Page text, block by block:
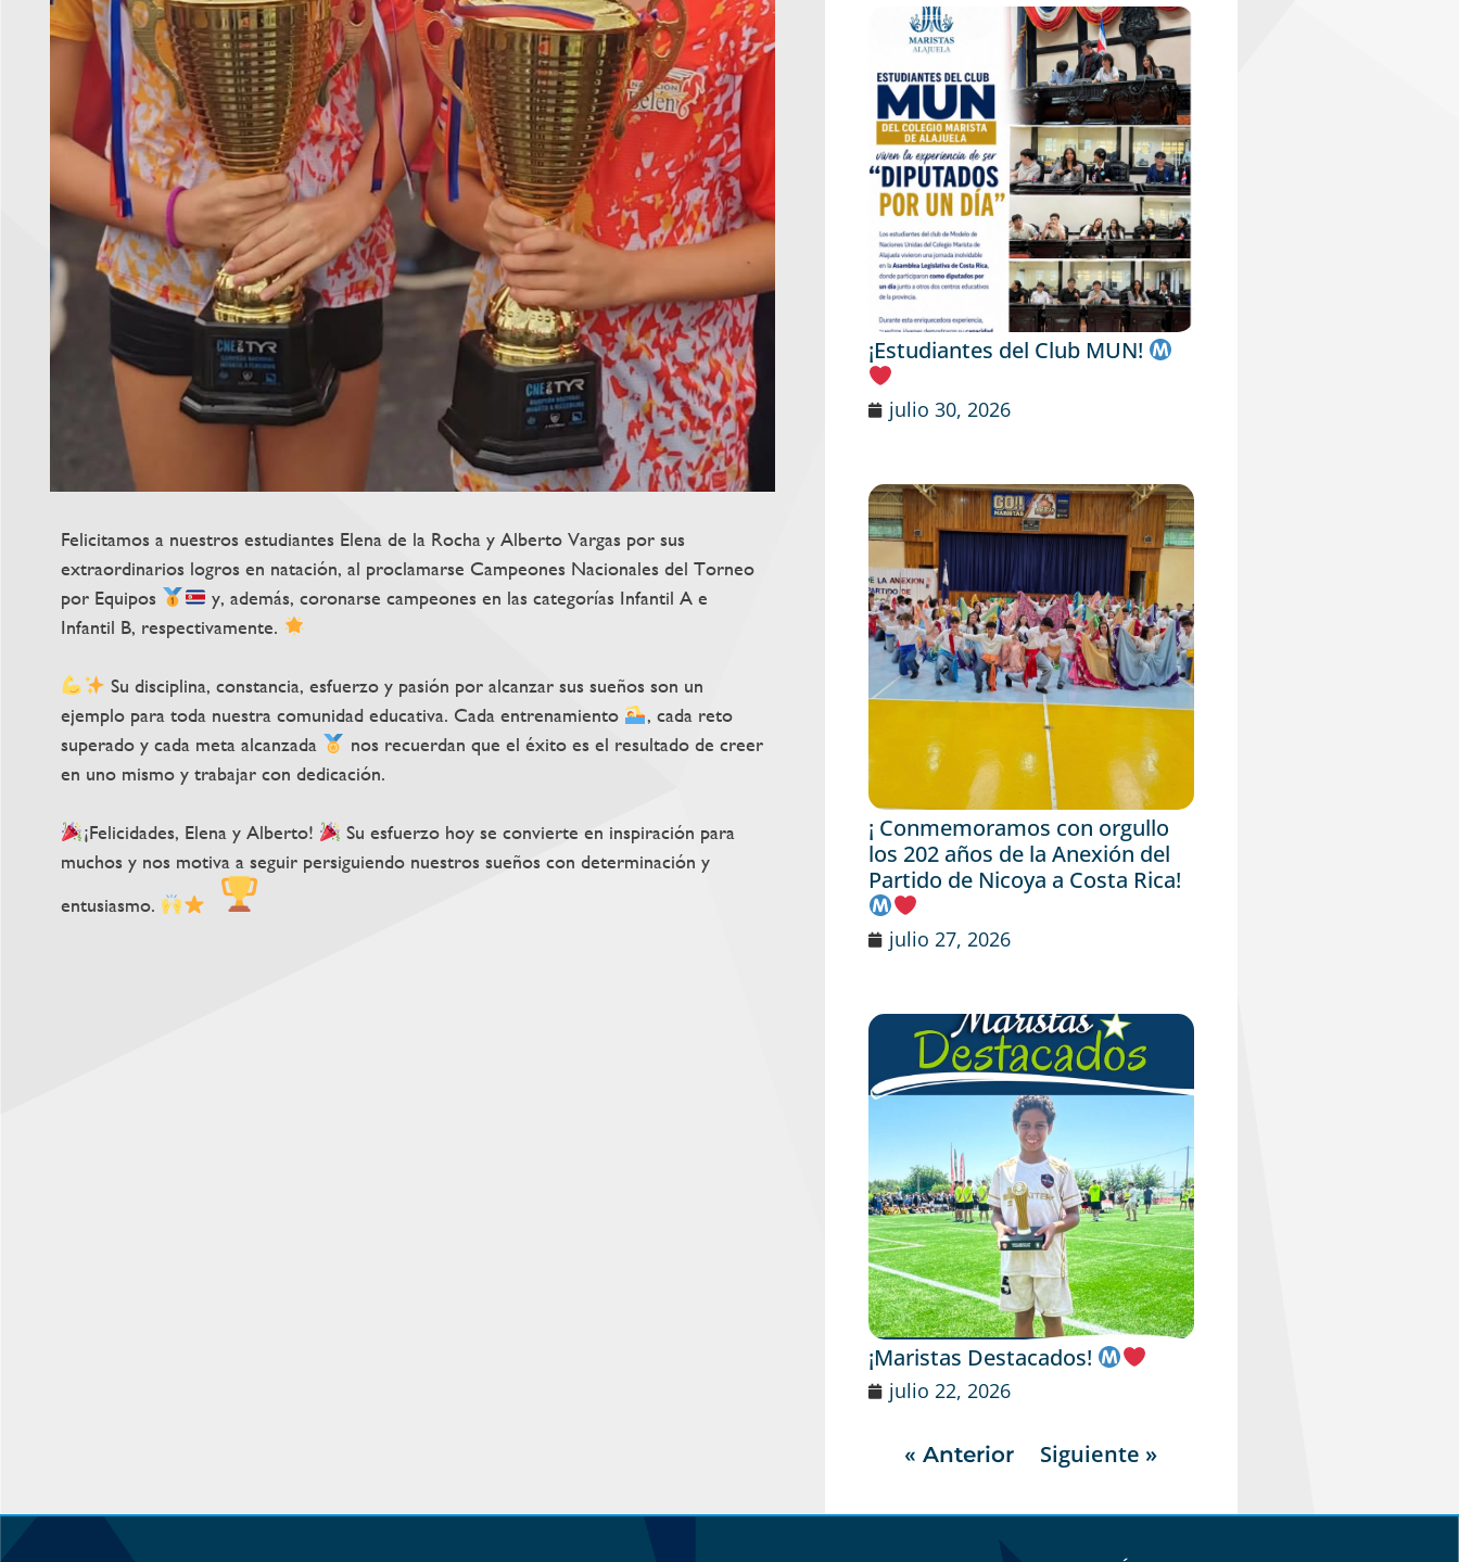
Felicitamos a nuestros estudiantes Elena de la Rocha y Alberto Vargas por sus
extraordinarios logros en natación, al proclamarse Campeones Nacionales del Torneo
por Equipos
y, además, coronarse campeones en las categorías Infantil A e
Infantil B, respectivamente.
Su disciplina, constancia, esfuerzo y pasión por alcanzar sus sueños son un
ejemplo para toda nuestra comunidad educativa. Cada entrenamiento
, cada reto
superado y cada meta alcanzada
nos recuerdan que el éxito es el resultado de creer
en uno mismo y trabajar con dedicación.
¡Felicidades, Elena y Alberto!
Su esfuerzo hoy se convierte en inspiración para
muchos y nos motiva a seguir persiguiendo nuestros sueños con determinación y
entusiasmo.
¡Estudiantes del Club MUN!
julio 30, 2026
¡ Conmemoramos con orgullo
los 202 años de la Anexión del
Partido de Nicoya a Costa Rica!
julio 27, 2026
¡Maristas Destacados!
julio 22, 2026
« Anterior Siguiente »